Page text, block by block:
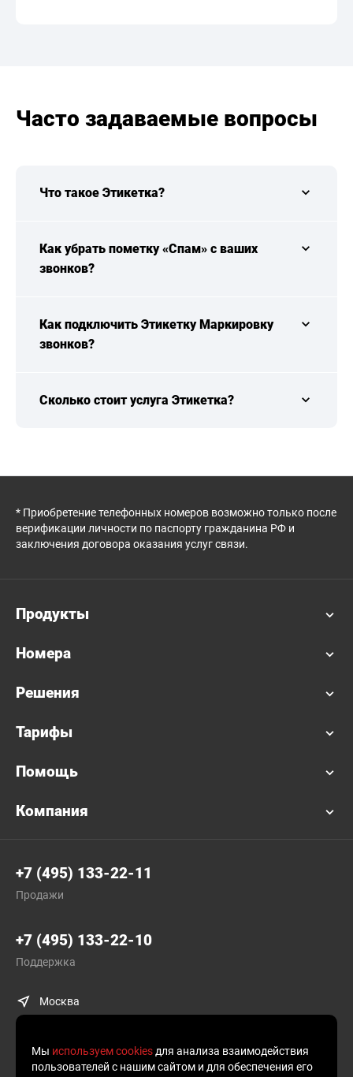
Часто задаваемые вопросы
Что такое Этикетка?
Как убрать пометку «Спам» с ваших
звонков?
Как подключить Этикетку Маркировку
звонков?
Сколько стоит услуга Этикетка?
* Приобретение телефонных номеров возможно только после
верификации личности по паспорту гражданина РФ и
заключения договора оказания услуг связи.
Продукты
Номера
Решения
Тарифы
Помощь
Компания
+7 (495) 133-22-11
Продажи
+7 (495) 133-22-10
Поддержка
Москва
Мы используем cookies для анализа взаимодействия
пользователей с нашим сайтом и для обеспечения его